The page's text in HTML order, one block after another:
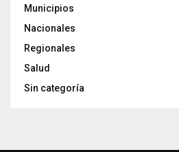
Municipios
Nacionales
Regionales
Salud
Sin categoría